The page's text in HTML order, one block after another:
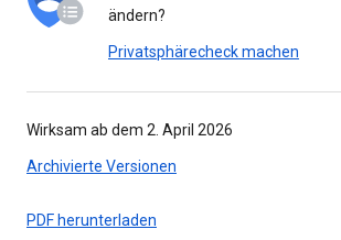
ändern?
Privatsphärecheck machen
Wirksam ab dem 2. April 2026
Archivierte Versionen
PDF herunterladen